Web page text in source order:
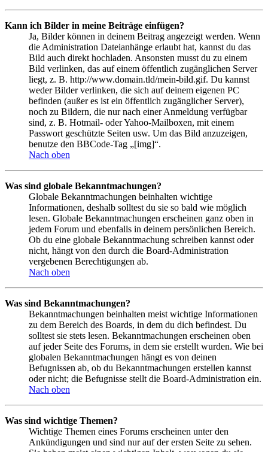
Kann ich Bilder in meine Beiträge einfügen?
Ja, Bilder können in deinem Beitrag angezeigt werden. Wenn
die Administration Dateianhänge erlaubt hat, kannst du das
Bild auch direkt hochladen. Ansonsten musst du zu einem
Bild verlinken, das auf einem öffentlich zugänglichen Server
liegt, z. B. http://www.domain.tld/mein-bild.gif. Du kannst
weder Bilder verlinken, die sich auf deinem eigenen PC
befinden (außer es ist ein öffentlich zugänglicher Server),
noch zu Bildern, die nur nach einer Anmeldung verfügbar
sind, z. B. Hotmail- oder Yahoo-Mailboxen, mit einem
Passwort geschützte Seiten usw. Um das Bild anzuzeigen,
benutze den BBCode-Tag „[img]“.
Nach oben
Was sind globale Bekanntmachungen?
Globale Bekanntmachungen beinhalten wichtige
Informationen, deshalb solltest du sie so bald wie möglich
lesen. Globale Bekanntmachungen erscheinen ganz oben in
jedem Forum und ebenfalls in deinem persönlichen Bereich.
Ob du eine globale Bekanntmachung schreiben kannst oder
nicht, hängt von den durch die Board-Administration
vergebenen Berechtigungen ab.
Nach oben
Was sind Bekanntmachungen?
Bekanntmachungen beinhalten meist wichtige Informationen
zu dem Bereich des Boards, in dem du dich befindest. Du
solltest sie stets lesen. Bekanntmachungen erscheinen oben
auf jeder Seite des Forums, in dem sie erstellt wurden. Wie bei
globalen Bekanntmachungen hängt es von deinen
Befugnissen ab, ob du Bekanntmachungen erstellen kannst
oder nicht; die Befugnisse stellt die Board-Administration ein.
Nach oben
Was sind wichtige Themen?
Wichtige Themen eines Forums erscheinen unter den
Ankündigungen und sind nur auf der ersten Seite zu sehen.